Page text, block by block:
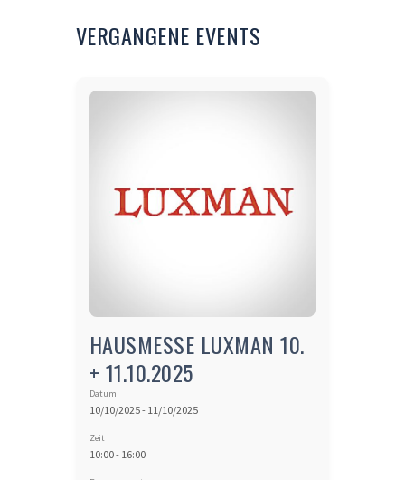
VERGANGENE EVENTS
HAUSMESSE LUXMAN 10.
+ 11.10.2025
Datum
10/10/2025 - 11/10/2025
Zeit
10:00 - 16:00